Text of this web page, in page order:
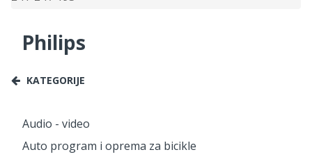
Philips
KATEGORIJE
Audio - video
Auto program i oprema za bicikle